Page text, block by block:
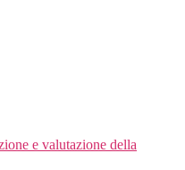
e valutazione della